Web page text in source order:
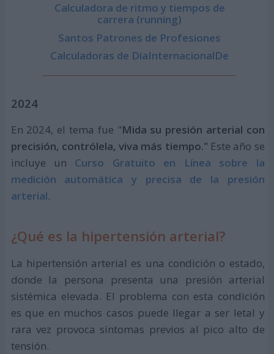
Calculadora de ritmo y tiempos de
carrera (running)
Santos Patrones de Profesiones
Calculadoras de DíaInternacionalDe
2024
En 2024, el tema fue "Mida su presión arterial con
precisión, contrólela, viva más tiempo." Este año se
incluye un Curso Gratuito en Línea sobre la
medición automática y precisa de la presión
arterial.
¿Qué es la hipertensión arterial?
La hipertensión arterial es una condición o estado,
donde la persona presenta una presión arterial
sistémica elevada. El problema con esta condición
es que en muchos casos puede llegar a ser letal y
rara vez provoca síntomas previos al pico alto de
tensión.